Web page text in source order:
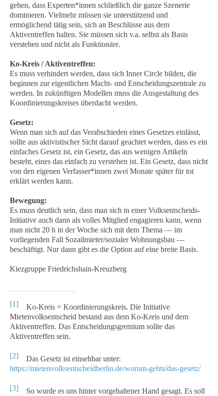
gehen, dass Experten*innen schließlich die ganze Szenerie
dominieren. Vielmehr müssen sie unterstützend und
ermöglichend tätig sein, sich an Beschlüsse aus dem
Aktiventreffen halten. Sie müssen sich v.a. selbst als Basis
verstehen und nicht als Funktionäre.
Ko-Kreis / Aktiventreffen:
Es muss verhindert werden, dass sich Inner Circle bilden, die
beginnen zur eigentlichen Macht- und Entscheidungszentrale zu
werden. In zukünftigen Modellen muss die Ausgestaltung des
Koordinierungskreises überdacht werden.
Gesetz:
Wenn man sich auf das Verabschieden eines Gesetzes einlässt,
sollte aus aktivistischer Sicht darauf geachtet werden, dass es ein
einfaches Gesetz ist, ein Gesetz, das aus wenigen Artikeln
besteht, eines das einfach zu verstehen ist. Ein Gesetz, dass nicht
von den eigenen Verfasser*innen zwei Monate später für tot
erklärt werden kann.
Bewegung:
Es muss deutlich sein, dass man sich in einer Volksentscheids-
Initiative auch dann als volles Mitglied engagieren kann, wenn
man nicht 20 h in der Woche sich mit dem Thema — im
vorliegenden Fall Sozailmieter/sozialer Wohnungsbau —
beschäftigt. Nur dann gibt es die Option auf eine breite Basis.
Kiezgruppe Friedrichshain-Kreuzberg
[1] Ko-Kreis = Koordinierungskreis. Die Initiative
Mietenvolksentscheid bestand aus dem Ko-Kreis und dem
Aktiventreffen. Das Entscheidungsgremium sollte das
Aktiventreffen sein.
[2] Das Gesetz ist einsehbar unter:
https://mietenvolksentscheidberlin.de/worum-gehts/das-gesetz/
[3] So wurde es uns hinter vorgehaltener Hand gesagt. Es soll